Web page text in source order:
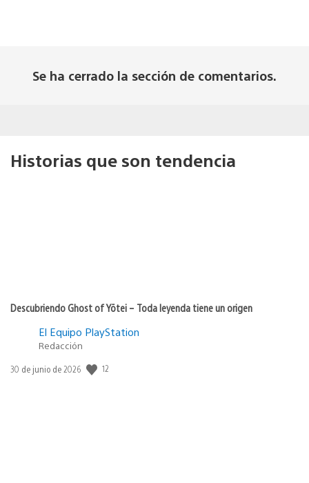
Se ha cerrado la sección de comentarios.
Historias que son tendencia
Descubriendo Ghost of Yōtei – Toda leyenda tiene un origen
El Equipo PlayStation
Redacción
Fecha
30 de junio de 2026 12